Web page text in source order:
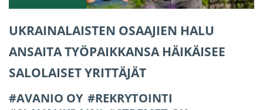
UKRAINALAISTEN OSAAJIEN HALU
ANSAITA TYÖPAIKKANSA HÄIKÄISEE
SALOLAISET YRITTÄJÄT
AVANIO OY
REKRYTOINTI